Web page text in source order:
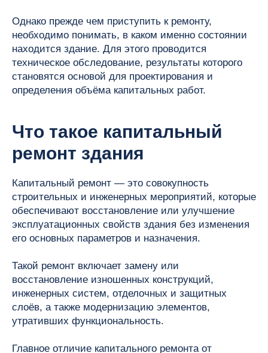
Однако прежде чем приступить к ремонту,
необходимо понимать, в каком именно состоянии
находится здание. Для этого проводится
техническое обследование, результаты которого
становятся основой для проектирования и
определения объёма капитальных работ.
Что такое капитальный
ремонт здания
Капитальный ремонт — это совокупность
строительных и инженерных мероприятий, которые
обеспечивают восстановление или улучшение
эксплуатационных свойств здания без изменения
его основных параметров и назначения.
Такой ремонт включает замену или
восстановление изношенных конструкций,
инженерных систем, отделочных и защитных
слоёв, а также модернизацию элементов,
утративших функциональность.
Главное отличие капитального ремонта от